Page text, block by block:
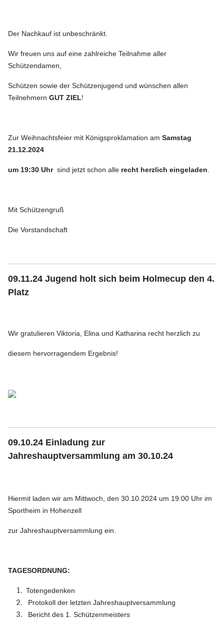
Der Nachkauf ist unbeschränkt.
Wir freuen uns auf eine zahlreiche Teilnahme aller
Schützendamen,
Schützen sowie der Schützenjugend und wünschen allen
Teilnehmern GUT ZIEL!
Zur Weihnachtsfeier mit Königsproklamation am Samstag
21.12.2024
um 19:30 Uhr sind jetzt schon alle recht herzlich eingeladen
Mit Schützengruß
Die Vorstandschaft
09.11.24 Jugend holt sich beim Holmecup den 4.
Platz
Wir gratulieren Viktoria, Elina und Katharina recht herzlich zu
diesem hervorragendem Ergebnis!
09.10.24 Einladung zur
Jahreshauptversammlung am 30.10.24
Hiermit laden wir am Mittwoch, den 30.10.2024 um 19:00 Uhr im
Sportheim in Hohenzell
zur Jahreshauptversammlung ein.
TAGESORDNUNG:
Totengedenken
Protokoll der letzten Jahreshauptversammlung
Bericht des 1. Schützenmeisters